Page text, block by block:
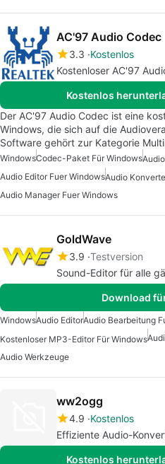
AC'97 Audio Codec
3.3 Kostenlos
Kostenloser AC'97
Kostenlos
Der AC'97 Audio Codec ist eine
Windows, die sich auf die
Software gehört zur Kategorie
WindowsCodec-Paket Für Windows
Audio Editor Fuer Windows
Audio Manager Fuer Windows
GoldWave
3.9 Testversion
Sound-Editor für alle
Download
WindowsAudio EditorAudio Bearbeitung
Kostenloser MP3-Editor Für Windows
Audio Werkzeuge
ww2ogg
4.9 Kostenlos
Effiziente Audio-
Kostenlos